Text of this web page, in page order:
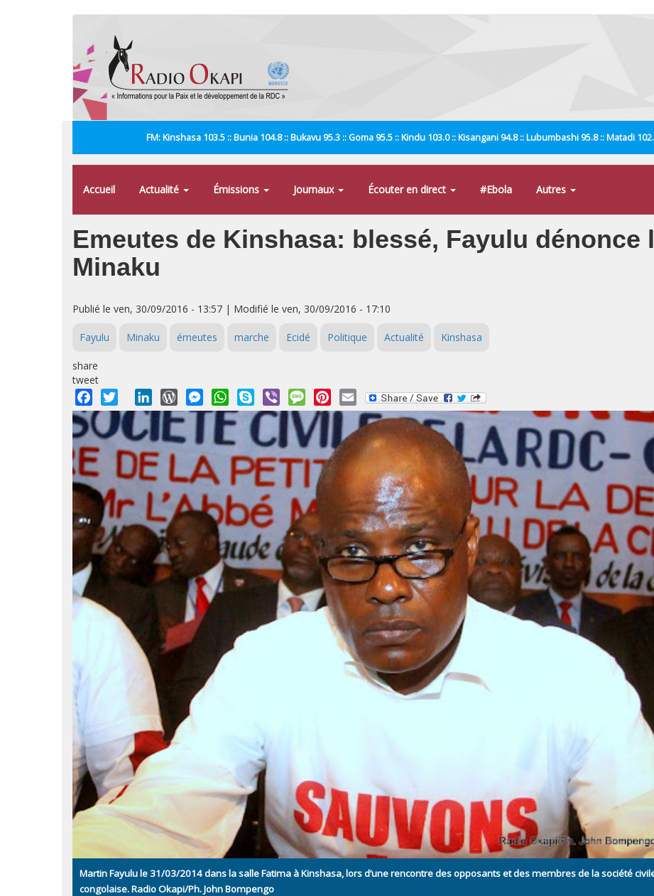
FM: Kinshasa 103.5 :: Bunia 104.8 :: Bukavu 95.3 :: Goma 95.5 :: Kindu 103.0 :: Kisangani 94.8 :: Lubumbashi 95.8 :: Matadi
Accueil Actualité Émissions Journaux Écouter en direct #Ebola Autres
Emeutes de Kinshasa: blessé, Fayulu dénonce
Minaku
Publié le ven, 30/09/2016 - 13:57 | Modifié le ven, 30/09/2016 - 17:10
Fayulu Minaku émeutes marche Ecidé Politique Actualité Kinshasa
share
tweet
Facebook
Twitter LinkedInWordPressMessengerWhatsApp
Skype Viber MessagePinterest
Email
Martin Fayulu le 31/03/2014 dans la salle Fatima à Kinshasa, lors d’une rencontre des opposants et des membres de la société
congolaise. Radio Okapi/Ph. John Bompengo